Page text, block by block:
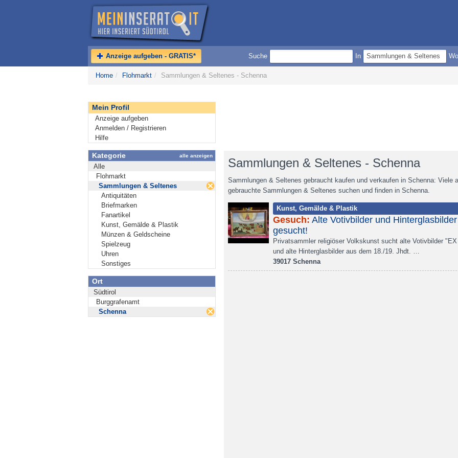
Anzeige aufgeben - GRATIS* Suche In Wo
Home / Flohmarkt / Sammlungen & Seltenes - Schenna
Mein Profil
Anzeige aufgeben
Anmelden / Registrieren
Hilfe
Kategorie alle anzeigen
Alle
Flohmarkt
Sammlungen & Seltenes
Antiquitäten
Briefmarken
Fanartikel
Kunst, Gemälde & Plastik
Münzen & Geldscheine
Spielzeug
Uhren
Sonstiges
Ort
Südtirol
Burggrafenamt
Schenna
Sammlungen & Seltenes - Schenna
Sammlungen & Seltenes gebraucht kaufen und verkaufen in Schenna: Viele
gebrauchte Sammlungen & Seltenes suchen und finden in Schenna.
Kunst, Gemälde & Plastik
Gesuch: Alte Votivbilder und Hinterglasbilder
gesucht!
Privatsammler religiöser Volkskunst sucht alte Votivbilder
und alte Hinterglasbilder aus dem 18./19. Jhdt. …
39017 Schenna